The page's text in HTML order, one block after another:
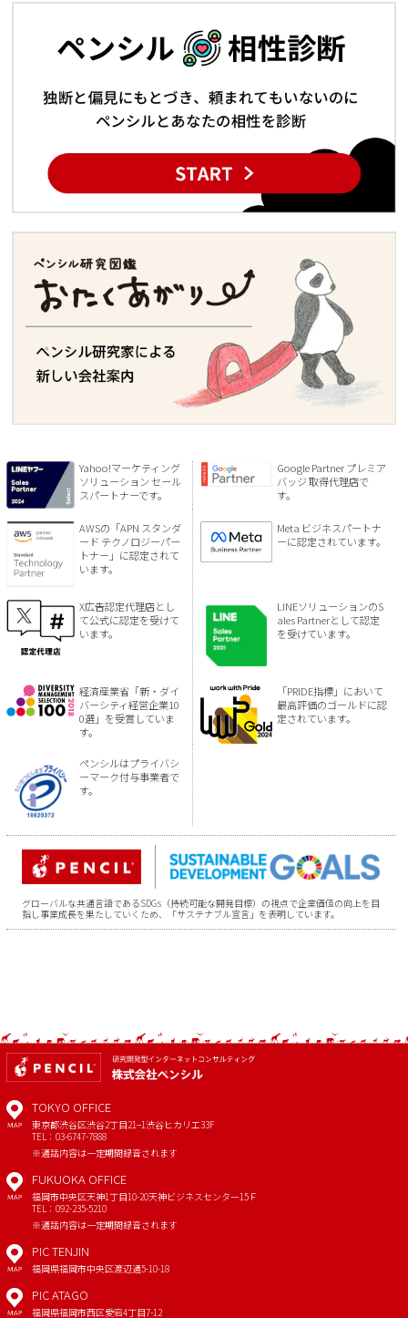
Yahoo!マーケティング
ソリューション セール
スパートナーです。
Google Partner プレミア
バッジ 取得代理店で
す。
AWSの「APN スタンダ
ード テクノロジーパー
トナー」に認定されて
います。
Meta ビジネスパートナ
ーに認定されています。
X広告認定代理店とし
て公式に認定を受けて
います。
LINEソリューションのS
ales Partnerとして認定
を受けています。
経済産業省「新・ダイ
バーシティ経営企業10
0選」を受賞していま
す。
「PRIDE指標」において
最高評価のゴールドに認
定されています。
ペンシルはプライバシ
ーマーク付与事業者で
す。
グローバルな共通言語であるSDGs（持続可能な開発目標）の視点で企業価値の向上を目
指し事業成長を果たしていくため、「サステナブル宣言」を表明しています。
MAP
TOKYO OFFICE
東京都渋谷区渋谷2丁目21−1渋谷ヒカリエ33F
TEL：03-6747-7888
※通話内容は一定期間録音されます
MAP
FUKUOKA OFFICE
福岡市中央区天神1丁目10-20天神ビジネスセンター15Ｆ
TEL：092-235-5210
※通話内容は一定期間録音されます
MAP
PIC TENJIN
福岡県福岡市中央区渡辺通5-10-18
PIC ATAGO
福岡県福岡市西区愛宕4丁目7-12